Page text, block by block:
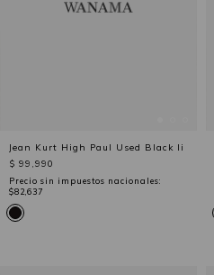
Jean Kurt High Paul Used Black Ii
$ 99,990
Precio sin impuestos nacionales:
$82,637